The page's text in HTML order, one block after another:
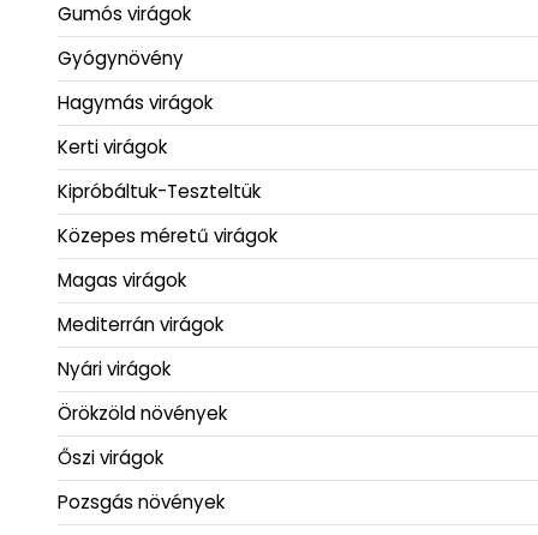
Gumós virágok
Gyógynövény
Hagymás virágok
Kerti virágok
Kipróbáltuk-Teszteltük
Közepes méretű virágok
Magas virágok
Mediterrán virágok
Nyári virágok
Örökzöld növények
Őszi virágok
Pozsgás növények